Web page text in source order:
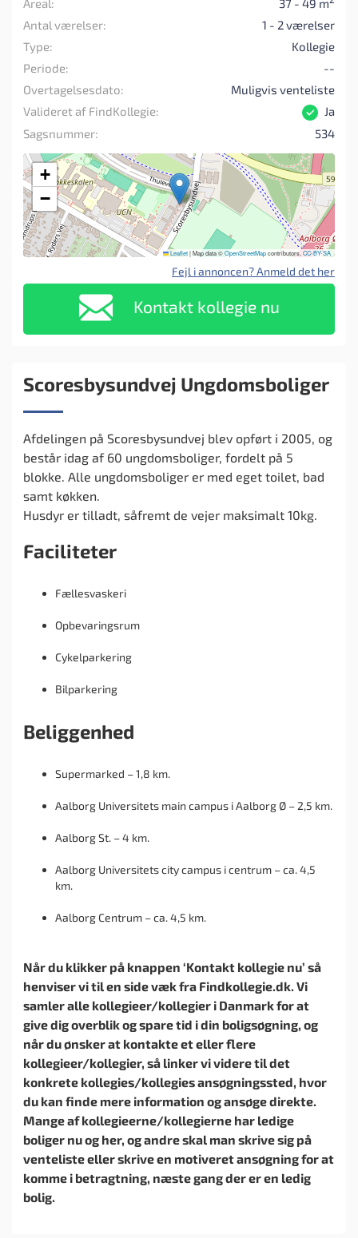
Areal: 37 - 49 m
Antal værelser:
1 - 2 værelser
Type:
Kollegie
Periode:
--
Overtagelsesdato:
Muligvis venteliste
Valideret af FindKollegie:
Ja
Sagsnummer:
534
+
−
Leaflet|Map data ©OpenStreetMapcontributors,CC-BY-SA
Fejl i annoncen? Anmeld det her
Kontakt kollegie nu
Scoresbysundvej Ungdomsboliger
Afdelingen på Scoresbysundvej blev opført i 2005, og
består idag af 60 ungdomsboliger, fordelt på 5
blokke. Alle ungdomsboliger er med eget toilet, bad
samt køkken.
Husdyr er tilladt, såfremt de vejer maksimalt 10kg.
Faciliteter
Fællesvaskeri
Opbevaringsrum
Cykelparkering
Bilparkering
Beliggenhed
Supermarked – 1,8 km.
Aalborg Universitets main campus i Aalborg Ø – 2,5 km.
Aalborg St. – 4 km.
Aalborg Universitets city campus i centrum – ca. 4,5
km.
Aalborg Centrum – ca. 4,5 km.
Når du klikker på knappen ‘Kontakt kollegie nu’ så
henviser vi til en side væk fra Findkollegie.dk. Vi
samler alle kollegieer/kollegier i Danmark for at
give dig overblik og spare tid i din boligsøgning, og
når du ønsker at kontakte et eller flere
kollegieer/kollegier, så linker vi videre til det
konkrete kollegies/kollegies ansøgningssted, hvor
du kan finde mere information og ansøge direkte.
Mange af kollegieerne/kollegierne har ledige
boliger nu og her, og andre skal man skrive sig på
venteliste eller skrive en motiveret ansøgning for at
komme i betragtning, næste gang der er en ledig
bolig.